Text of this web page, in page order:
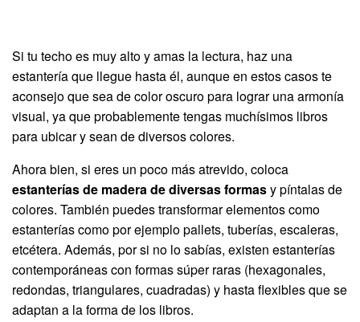
Si tu techo es muy alto y amas la lectura, haz una
estantería que llegue hasta él, aunque en estos casos te
aconsejo que sea de color oscuro para lograr una armonía
visual, ya que probablemente tengas muchísimos libros
para ubicar y sean de diversos colores.
Ahora bien, si eres un poco más atrevido, coloca
estanterías de madera de diversas formasy píntalas de
colores. También puedes transformar elementos como
estanterías como por ejemplo pallets, tuberías, escaleras,
etcétera. Además, por si no lo sabías, existen estanterías
contemporáneas con formas súper raras (hexagonales,
redondas, triangulares, cuadradas) y hasta flexibles que se
adaptan a la forma de los libros.